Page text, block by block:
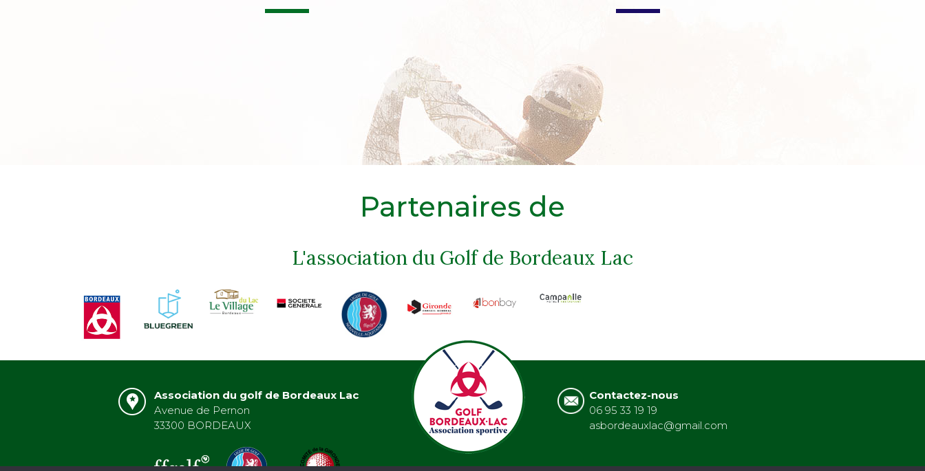
Partenaires de
L'association du Golf de Bordeaux Lac
Association du golf de Bordeaux Lac
Avenue de Pernon
33300 BORDEAUX
Contactez-nous
06 95 33 19 19
asbordeauxlac@gmail.com